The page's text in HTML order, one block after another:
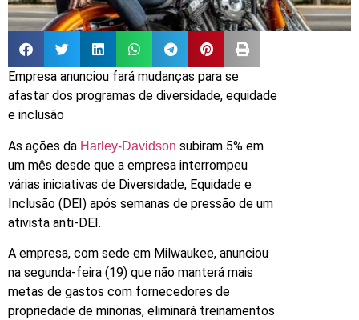
Empresa anunciou fará mudanças para se
afastar dos programas de diversidade, equidade
e inclusão
As ações da Harley-Davidson subiram 5% em
um mês desde que a empresa interrompeu
várias iniciativas de Diversidade, Equidade e
Inclusão (DEI) após semanas de pressão de um
ativista anti-DEI.
A empresa, com sede em Milwaukee, anunciou
na segunda-feira (19) que não manterá mais
metas de gastos com fornecedores de
propriedade de minorias, eliminará treinamentos